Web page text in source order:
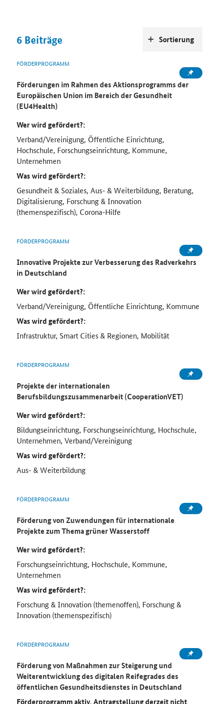
6 Beiträge
FÖRDERPROGRAMM
Förderungen im Rahmen des Aktionsprogramms der
Europäischen Union im Bereich der Gesundheit
(EU4Health)
Wer wird gefördert?:
Verband/Vereinigung, Öffentliche Einrichtung,
Hochschule, Forschungseinrichtung, Kommune,
Unternehmen
Was wird gefördert?:
Gesundheit & Soziales, Aus- & Weiterbildung, Beratung,
Digitalisierung, Forschung & Innovation
(themenspezifisch), Corona-Hilfe
FÖRDERPROGRAMM
Innovative Projekte zur Verbesserung des Radverkehrs
in Deutschland
Wer wird gefördert?:
Verband/Vereinigung, Öffentliche Einrichtung, Kommune
Was wird gefördert?:
Infrastruktur, Smart Cities & Regionen, Mobilität
FÖRDERPROGRAMM
Projekte der internationalen
Berufsbildungszusammenarbeit (CooperationVET)
Wer wird gefördert?:
Bildungseinrichtung, Forschungseinrichtung, Hochschule,
Unternehmen, Verband/Vereinigung
Was wird gefördert?:
Aus- & Weiterbildung
FÖRDERPROGRAMM
Förderung von Zuwendungen für internationale
Projekte zum Thema grüner Wasserstoff
Wer wird gefördert?:
Forschungseinrichtung, Hochschule, Kommune,
Unternehmen
Was wird gefördert?:
Forschung & Innovation (themenoffen), Forschung &
Innovation (themenspezifisch)
FÖRDERPROGRAMM
Förderung von Maßnahmen zur Steigerung und
Weiterentwicklung des digitalen Reifegrades des
öffentlichen Gesundheitsdienstes in Deutschland
Förderprogramm aktiv, Antragstellung derzeit nicht
Sortierung